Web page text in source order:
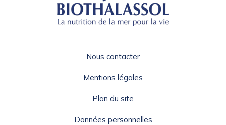
Nous contacter
Mentions légales
Plan du site
Données personnelles